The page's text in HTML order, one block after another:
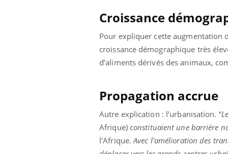
Croissance
Pour expliquer cette augmentation
croissance démographique très
d’aliments dérivés des animaux,
Propagation accrue
Autre explication : l’urbanisation. “
Afrique) constituaient une barrière
l'Afrique.Avec l'amélioration des